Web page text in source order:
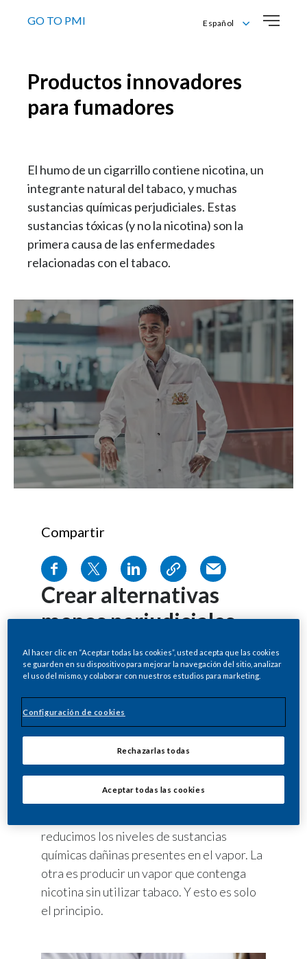
GO TO PMI
Español
Productos innovadores
para fumadores
El humo de un cigarrillo contiene nicotina, un
integrante natural del tabaco, y muchas
sustancias químicas perjudiciales. Estas
sustancias tóxicas (y no la nicotina) son la
primera causa de las enfermedades
relacionadas con el tabaco.
Compartir
Crear alternativas
menos perjudiciales
que los cigarros
Estamos desarrollando productos
nicotina y ofrecen un sabor que satisface a
los fumadores sin generar humo. Nos
ambas eliminan la combustión del tabaco.
La primera es calentar el tabaco para
generar un vapor que contenga nicotina y
reducimos los niveles de sustancias
químicas dañinas presentes en el vapor. La
otra es producir un vapor que contenga
nicotina sin utilizar tabaco. Y esto es solo
el principio.
Al hacer clic en “Aceptar todas las cookies”, usted acepta que las cookies
se guarden en su dispositivo para mejorar la navegación del sitio, analizar
el uso del mismo, y colaborar con nuestros estudios para marketing.
Configuración de cookies
Rechazarlas todas
Aceptar todas las cookies